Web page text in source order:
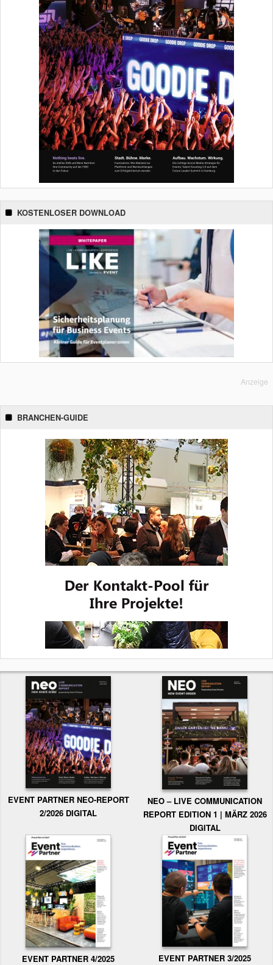
KOSTENLOSER DOWNLOAD
Anzeige
BRANCHEN-GUIDE
EVENT PARTNER NEO-REPORT
2/2026 DIGITAL
NEO – LIVE COMMUNICATION
REPORT EDITION 1 | MÄRZ 2026
DIGITAL
EVENT PARTNER 4/2025 EVENT PARTNER 3/2025